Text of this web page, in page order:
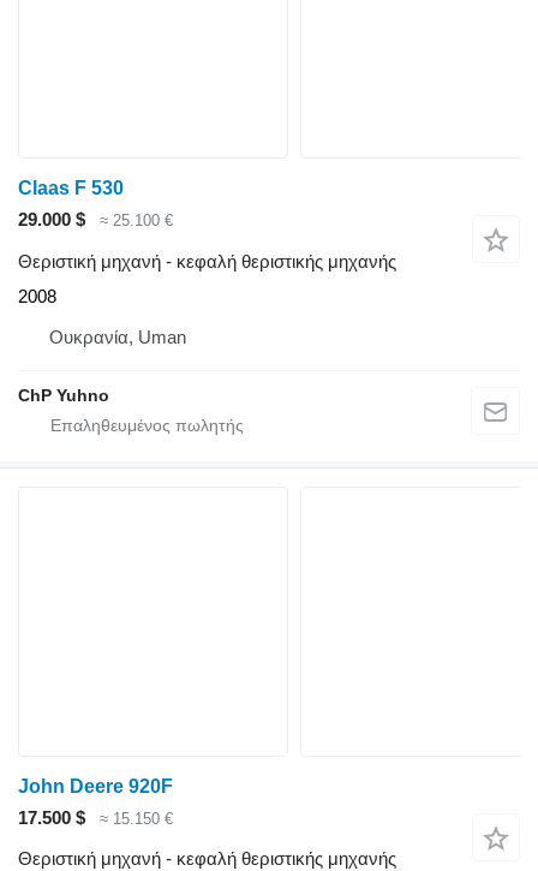
Claas F 530
29.000 $
≈ 25.100 €
Θεριστική μηχανή - κεφαλή θεριστικής μηχανής
2008
Ουκρανία, Uman
ChP Yuhno
John Deere 920F
17.500 $
≈ 15.150 €
Θεριστική μηχανή - κεφαλή θεριστικής μηχανής